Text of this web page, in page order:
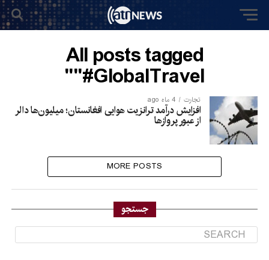
All posts tagged
"#GlobalTravel"
تجارت 4 ماه ago
افزایش درآمد ترانزیت هوایی افغانستان؛ میلیون‌ها دالر
از عبور پروازها
MORE POSTS
جستجو